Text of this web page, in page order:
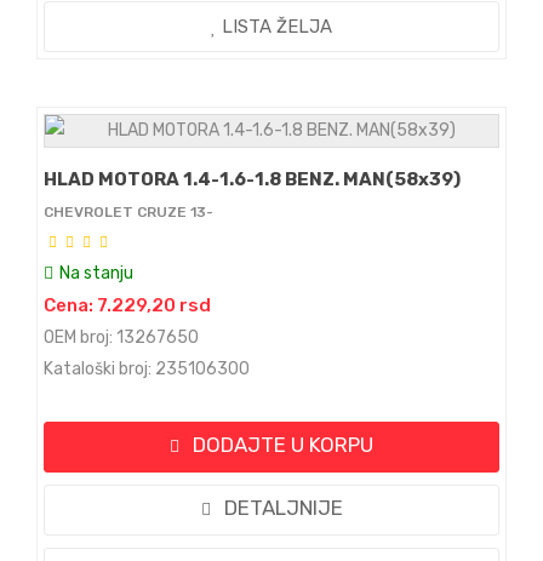
LISTA ŽELJA
HLAD MOTORA 1.4-1.6-1.8 BENZ. MAN(58x39)
CHEVROLET CRUZE 13-
Na stanju
Cena: 7.229,20 rsd
OEM broj: 13267650
Kataloški broj: 235106300
DODAJTE U KORPU
DETALJNIJE